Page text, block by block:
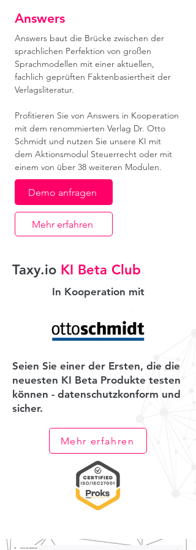
Answers
Answers baut die Brücke zwischen der
sprachlichen Perfektion von großen
Sprachmodellen mit einer aktuellen,
fachlich geprüften Faktenbasiertheit der
Verlagsliteratur.
Profitieren Sie von Answers in Kooperation
mit dem renommierten Verlag Dr. Otto
Schmidt und nutzen Sie unsere KI mit
dem Aktionsmodul Steuerrecht oder mit
einem von über 38 weiteren Modulen.
Demo anfragen
Mehr erfahren
Taxy.io KI Beta Club
In Kooperation mit
Seien Sie einer der Ersten, die die
neuesten KI Beta Produkte testen
können - datenschutzkonform und
sicher.
Mehr erfahren